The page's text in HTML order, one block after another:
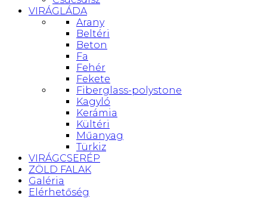
VIRÁGLÁDA
Arany
Beltéri
Beton
Fa
Fehér
Fekete
Fiberglass-polystone
Kagyló
Kerámia
Kültéri
Műanyag
Türkiz
VIRÁGCSERÉP
ZÖLD FALAK
Galéria
Elérhetőség